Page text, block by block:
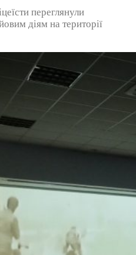
переглянули
діям на території